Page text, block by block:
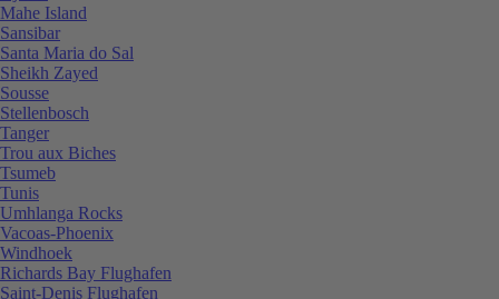
Mahe Island
Sansibar
Santa Maria do Sal
Sheikh Zayed
Sousse
Stellenbosch
Tanger
Trou aux Biches
Tsumeb
Tunis
Umhlanga Rocks
Vacoas-Phoenix
Windhoek
Richards Bay Flughafen
Saint-Denis Flughafen